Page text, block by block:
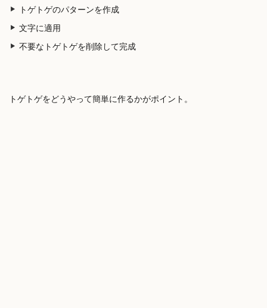
トゲトゲのパターンを作成
文字に適用
不要なトゲトゲを削除して完成
トゲトゲをどうやって簡単に作るかがポイント。